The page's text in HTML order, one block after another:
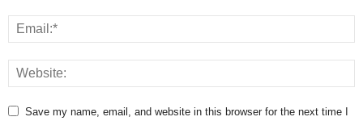
Save my name, email, and website in this browser for the next time I